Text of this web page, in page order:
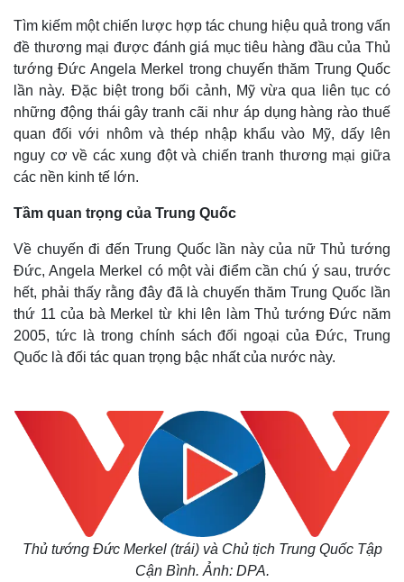
Tìm kiếm một chiến lược hợp tác chung hiệu quả trong vấn
đề thương mại được đánh giá mục tiêu hàng đầu của Thủ
tướng Đức Angela Merkel trong chuyến thăm Trung Quốc
lần này. Đặc biệt trong bối cảnh, Mỹ vừa qua liên tục có
những động thái gây tranh cãi như áp dụng hàng rào thuế
quan đối với nhôm và thép nhập khẩu vào Mỹ, dấy lên
nguy cơ về các xung đột và chiến tranh thương mại giữa
các nền kinh tế lớn.
Tầm quan trọng của Trung Quốc
Về chuyến đi đến Trung Quốc lần này của nữ Thủ tướng
Đức, Angela Merkel có một vài điểm cần chú ý sau, trước
hết, phải thấy rằng đây đã là chuyến thăm Trung Quốc lần
thứ 11 của bà Merkel từ khi lên làm Thủ tướng Đức năm
2005, tức là trong chính sách đối ngoại của Đức, Trung
Quốc là đối tác quan trọng bậc nhất của nước này.
Thủ tướng Đức Merkel (trái) và Chủ tịch Trung Quốc Tập
Cận Bình. Ảnh: DPA.